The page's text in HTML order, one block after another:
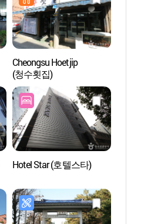
Cheongsu Hoetjip
(청수횟집)
Hotel Star (호텔스타)